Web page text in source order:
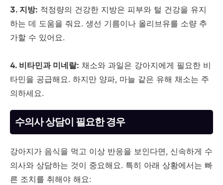
3. 지방: 적정량의 건강한 지방은 피부와 털 건강을 유지
하는 데 도움을 줘요. 생선 기름이나 올리브유를 소량 추
가할 수 있어요.
4. 비타민과 미네랄: 채소와 과일은 강아지에게 필요한 비
타민을 공급해요. 하지만 양파, 마늘 같은 유해 채소는 주
의하세요.
수의사 상담이 필요한 경우
강아지가 음식을 먹고 이상 반응을 보인다면, 신속하게 수
의사와 상담하는 것이 중요해요. 특히 아래 상황에서는 빠
른 조치를 취해야 해요: